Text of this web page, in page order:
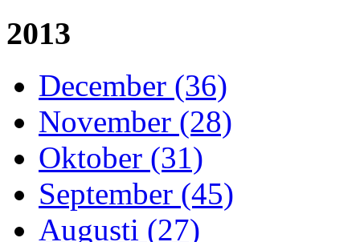
2013
December (36)
November (28)
Oktober (31)
September (45)
Augusti (27)